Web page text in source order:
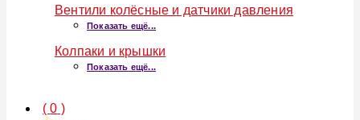
Вентили колёсные и датчики давления
Показать ещё...
Колпаки и крышки
Показать ещё...
(0 )